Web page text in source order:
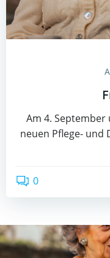
Am 4.
neuen Pflege- und
0